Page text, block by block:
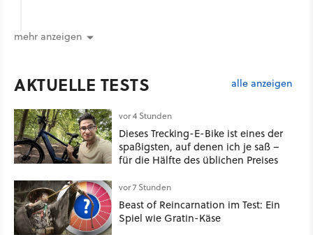
mehr anzeigen
AKTUELLE TESTS alle anzeigen
vor 4 Stunden
Dieses Trecking-E-Bike ist eines der
spaßigsten, auf denen ich je saß –
für die Hälfte des üblichen Preises
vor 7 Stunden
Beast of Reincarnation im Test: Ein
Spiel wie Gratin-Käse